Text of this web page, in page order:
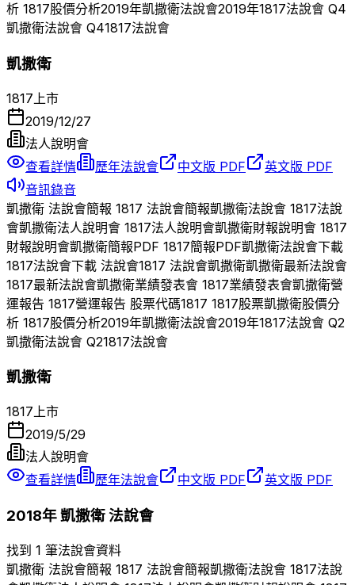
析 1817股價分析2019年凱撒衛法說會2019年1817法說會 Q4
凱撒衛法說會 Q41817法說會
凱撒衛
1817 上市
2019/12/27
法人說明會
查看詳情
歷年法說會 中文版 PDF
英文版 PDF
音訊錄音
凱撒衛 法說會簡報 1817 法說會簡報凱撒衛法說會 1817法說
會凱撒衛法人說明會 1817法人說明會凱撒衛財報說明會 1817
財報說明會凱撒衛簡報PDF 1817簡報PDF凱撒衛法說會下載
1817法說會下載 法說會1817 法說會凱撒衛凱撒衛最新法說會
1817最新法說會凱撒衛業績發表會 1817業績發表會凱撒衛營
運報告 1817營運報告 股票代碼1817 1817股票凱撒衛股價分
析 1817股價分析2019年凱撒衛法說會2019年1817法說會 Q2
凱撒衛法說會 Q21817法說會
凱撒衛
1817上市
2019/5/29
法人說明會
查看詳情
歷年法說會 中文版 PDF 英文版 PDF
2018年凱撒衛法說會
找到 1 筆法說會資料
凱撒衛 法說會簡報 1817 法說會簡報凱撒衛法說會 1817法說